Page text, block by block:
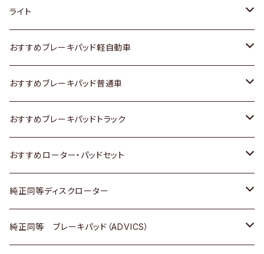
ホンダ
スズキ
日産
いすゞ
ダイハツ
マツダ
三菱
トヨタ
ホンダ
スズキ
日産
いすゞ
ダイハツ
マツダ
ライト
トヨタ
スズキ
日産
いすゞ
ダイハツ
三菱
おすすめブレーキパッド軽自動車
トヨタ
ホンダ
スズキ
日産
ダイハツ
おすすめブレーキパッド普通車
トヨタ
ホンダ
スズキ
日産
おすすめブレーキパッドトラック
トヨタ
日産
いすゞ
おすすめローター・パッドセット
トヨタ
ホンダ
純正同等ディスクローター
トヨタ
純正同等 ブレーキパッド（ADVICS）